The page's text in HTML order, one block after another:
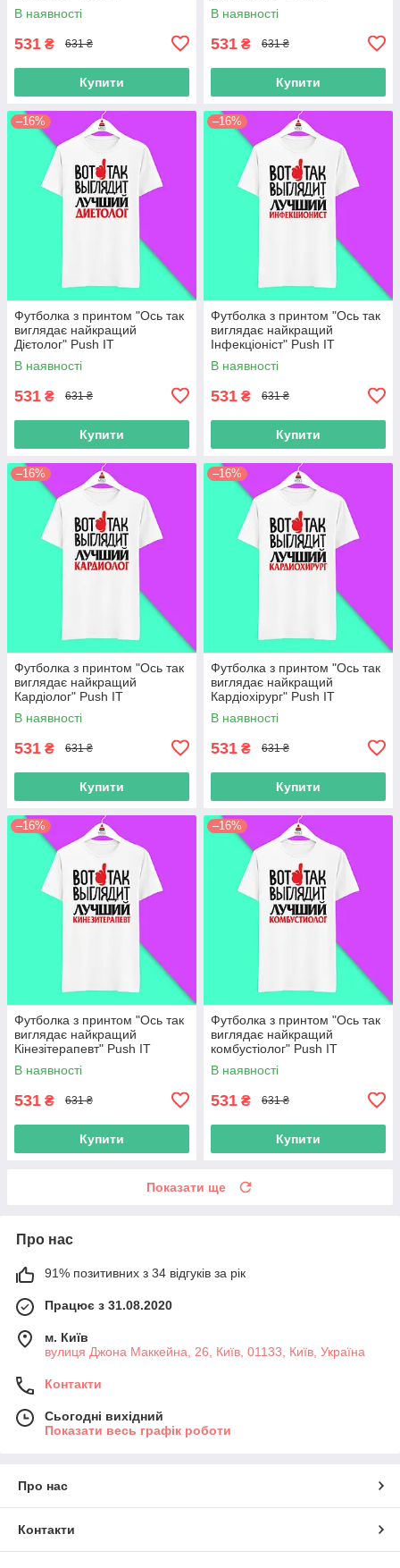
В наявності
531 ₴ 631 ₴
Купити
В наявності
531 ₴ 631 ₴
Купити
–16%
Футболка з принтом "Ось так
виглядає найкращий
Дієтолог" Push IT
В наявності
531 ₴ 631 ₴
Купити
–16%
Футболка з принтом "Ось так
виглядає найкращий
Інфекціоніст" Push IT
В наявності
531 ₴ 631 ₴
Купити
–16%
Футболка з принтом "Ось так
виглядає найкращий
Кардіолог" Push IT
В наявності
531 ₴ 631 ₴
Купити
–16%
Футболка з принтом "Ось так
виглядає найкращий
Кардіохірург" Push IT
В наявності
531 ₴ 631 ₴
Купити
–16%
Футболка з принтом "Ось так
виглядає найкращий
Кінезітерапевт" Push IT
В наявності
531 ₴ 631 ₴
Купити
–16%
Футболка з принтом "Ось так
виглядає найкращий
комбустіолог" Push IT
В наявності
531 ₴ 631 ₴
Купити
Показати ще
Про нас
91% позитивних з 34 відгуків за рік
Працює з 31.08.2020
м. Київ
вулиця Джона Маккейна, 26, Київ, 01133, Київ, Україна
Контакти
Сьогодні вихідний
Показати весь графік роботи
Про нас
Контакти